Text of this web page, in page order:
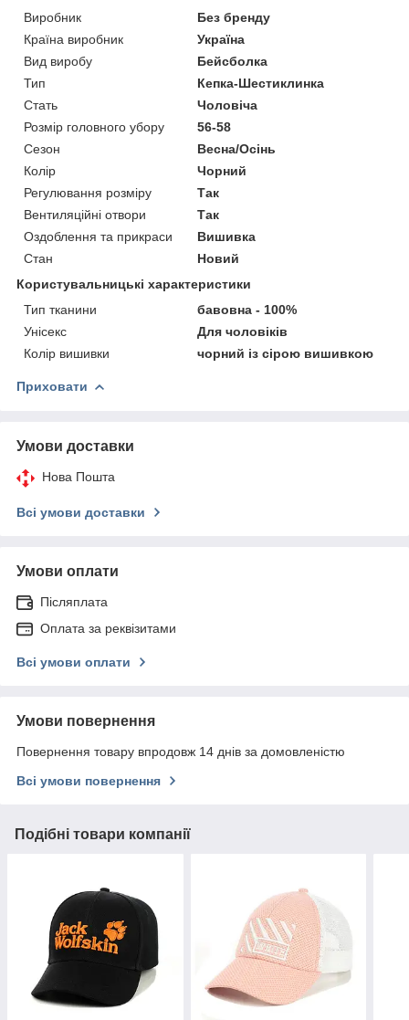
Виробник
Без бренду
Країна виробник
Україна
Вид виробу
Бейсболка
Тип
Кепка-Шестиклинка
Стать
Чоловіча
Розмір головного убору
56-58
Сезон
Весна/Осінь
Колір
Чорний
Регулювання розміру
Так
Вентиляційні отвори
Так
Оздоблення та прикраси
Вишивка
Стан
Новий
Користувальницькі характеристики
Тип тканини
бавовна - 100%
Унісекс
Для чоловіків
Колір вишивки
чорний із сірою вишивкою
Приховати
Умови доставки
Нова Пошта
Всі умови доставки
Умови оплати
Післяплата
Оплата за реквізитами
Всі умови оплати
Умови повернення
Повернення товару впродовж 14 днів за домовленістю
Всі умови повернення
Подібні товари компанії